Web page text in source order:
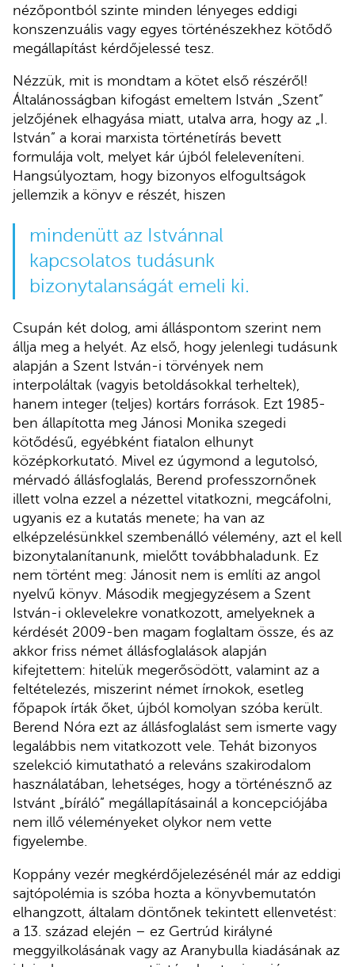
nézőpontból szinte minden lényeges eddigi
konszenzuális vagy egyes történészekhez kötődő
megállapítást kérdőjelessé tesz.
Nézzük, mit is mondtam a kötet első részéről!
Általánosságban kifogást emeltem István „Szent”
jelzőjének elhagyása miatt, utalva arra, hogy az „I.
István” a korai marxista történetírás bevett
formulája volt, melyet kár újból feleleveníteni.
Hangsúlyoztam, hogy bizonyos elfogultságok
jellemzik a könyv e részét, hiszen
mindenütt az Istvánnal
kapcsolatos tudásunk
bizonytalanságát emeli ki.
Csupán két dolog, ami álláspontom szerint nem
állja meg a helyét. Az első, hogy jelenlegi tudásunk
alapján a Szent István-i törvények nem
interpoláltak (vagyis betoldásokkal terheltek),
hanem integer (teljes) kortárs források. Ezt 1985-
ben állapította meg Jánosi Monika szegedi
kötődésű, egyébként fiatalon elhunyt
középkorkutató. Mivel ez úgymond a legutolsó,
mérvadó állásfoglalás, Berend professzornőnek
illett volna ezzel a nézettel vitatkozni, megcáfolni,
ugyanis ez a kutatás menete; ha van az
elképzelésünkkel szembenálló vélemény, azt el kell
bizonytalanítanunk, mielőtt továbbhaladunk. Ez
nem történt meg: Jánosit nem is említi az angol
nyelvű könyv. Második megjegyzésem a Szent
István-i oklevelekre vonatkozott, amelyeknek a
kérdését 2009-ben magam foglaltam össze, és az
akkor friss német állásfoglalások alapján
kifejtettem: hitelük megerősödött, valamint az a
feltételezés, miszerint német írnokok, esetleg
főpapok írták őket, újból komolyan szóba került.
Berend Nóra ezt az állásfoglalást sem ismerte vagy
legalábbis nem vitatkozott vele. Tehát bizonyos
szelekció kimutatható a releváns szakirodalom
használatában, lehetséges, hogy a történésznő az
Istvánt „bíráló” megállapításainál a koncepciójába
nem illő véleményeket olykor nem vette
figyelembe.
Koppány vezér megkérdőjelezésénél már az eddigi
sajtópolémia is szóba hozta a könyvbemutatón
elhangzott, általam döntőnek tekintett ellenvetést:
a 13. század elején – ez Gertrúd királyné
meggyilkolásának vagy az Aranybulla kiadásának az